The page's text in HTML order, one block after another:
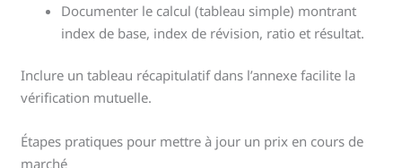
Documenter le calcul (tableau simple) montrant
index de base, index de révision, ratio et résultat.
Inclure un tableau récapitulatif dans l’annexe facilite la
vérification mutuelle.
Étapes pratiques pour mettre à jour un prix en cours de
marché